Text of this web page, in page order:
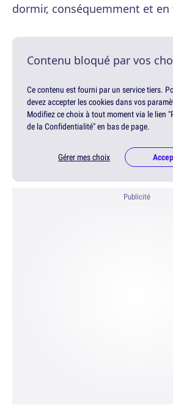
dormir, conséquemment et
Contenu bloqué par vos
Ce contenu est fourni par un service tiers.
devez accepter les cookies dans vos
Modifiez ce choix à tout moment via le lien
de la Confidentialité" en bas de page.
Gérer mes choix
Publicité